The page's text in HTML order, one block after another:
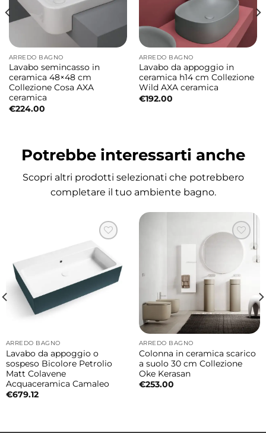
antiurto e fissaggi per una installazione
pratica e sicura.
Dimensioni sanitari
• Wc sospeso NORIM: 54x37xH34,5 cm
• Bidet sospeso monoforo: 54x37xH30 cm
• Bianco Matt
Tecnologia NORIM® senza brida
Il wc è dotato dell’innovativo sistema
sviluppato da Kerasan, progettato
per migliorare igiene, pulizia e risparmio
L’assenza della brida permette una
distribuzione uniforme dell’acqua su tutta la
superficie del vaso garantendo una pulizia
più efficace, minore rumorosità e assenza di
spruzzi durante il risciacquo.
Design moderno ed essenziale
La collezione Flo si distingue per forme
ARREDO BAGNO
Lavabo semincasso in
ceramica 48×48 cm
Collezione Cosa AXA
ceramica
€224.00
ARREDO BAGNO
Lavabo da appoggio in
ceramica h14 cm Collezione
Wild AXA ceramica
€192.00
Potrebbe interessarti anche
Scopri altri prodotti selezionati che potrebbero
completare il tuo ambiente bagno.
ARREDO BAGNO
Lavabo da appoggio o
sospeso Bicolore Petrolio
Matt Colavene
Acquaceramica Camaleo
€679.12
ARREDO BAGNO
Colonna in ceramica scarico
a suolo 30 cm Collezione
Oke Kerasan
€253.00